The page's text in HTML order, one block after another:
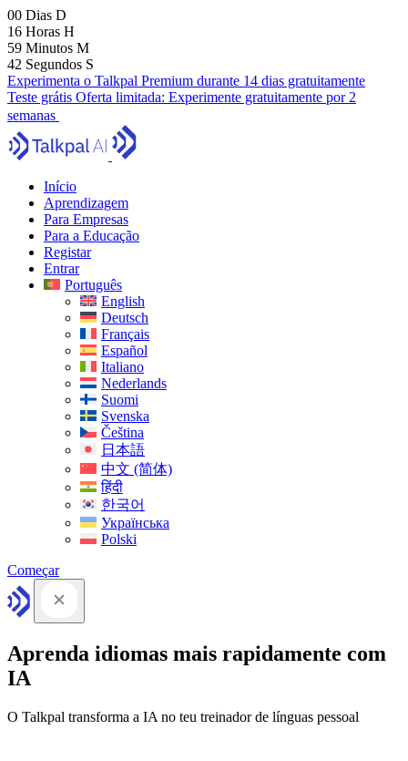
00 Dias D
16 Horas H
59 Minutos M
41 Segundos S
Experimenta o Talkpal Premium durante 14 dias gratuitamente
Teste grátis Oferta limitada: Experimente gratuitamente por 2
semanas
Início
Aprendizagem
Para Empresas
Para a Educação
Registar
Entrar
Português
English
Deutsch
Français
Español
Italiano
Nederlands
Suomi
Svenska
Čeština
日本語
中文 (简体)
हिंदी
한국어
Українська
Polski
Começar
Aprenda idiomas mais rapidamente com
IA
O Talkpal transforma a IA no teu treinador de línguas pessoal